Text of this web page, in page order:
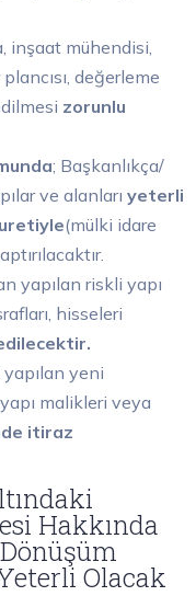
inşaat mühendisi,
değerleme
zorunlu
; Başkanlıkça/
ve alanları yeterli
(mülki idare
yapılan riskli yapı
hisseleri
yapılan yeni
malikleri veya
itiraz
Hakkında
Olacak